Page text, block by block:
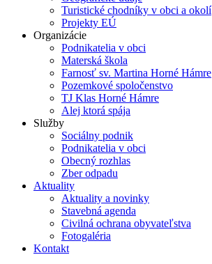
Turistické chodníky v obci a okolí
Projekty EÚ
Organizácie
Podnikatelia v obci
Materská škola
Farnosť sv. Martina Horné Hámre
Pozemkové spoločenstvo
TJ Klas Horné Hámre
Alej ktorá spája
Služby
Sociálny podnik
Podnikatelia v obci
Obecný rozhlas
Zber odpadu
Aktuality
Aktuality a novinky
Stavebná agenda
Civilná ochrana obyvateľstva
Fotogaléria
Kontakt